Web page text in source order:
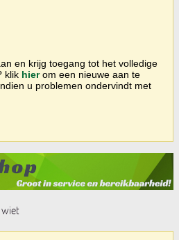
en krijg toegang tot het volledige
klik hierom een nieuwe aan te
u problemen ondervindt met
wiet